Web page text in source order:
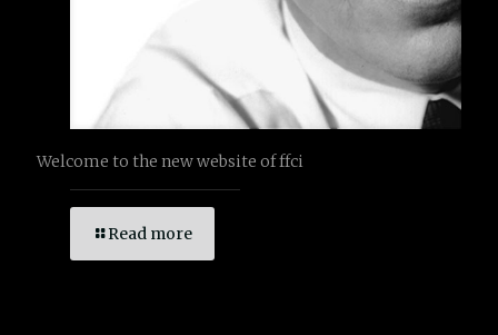
Welcome to the new website of ffci
Read more